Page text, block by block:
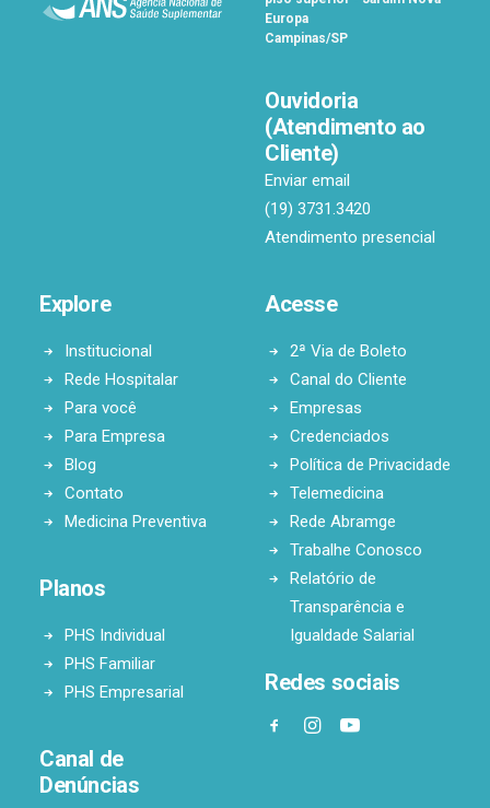
Europa
Campinas/SP
Ouvidoria
(Atendimento ao
Cliente)
Enviar email
(19) 3731.3420
Atendimento presencial
Explore
Institucional
Rede Hospitalar
Para você
Para Empresa
Blog
Contato
Medicina Preventiva
Planos
PHS Individual
PHS Familiar
PHS Empresarial
Canal de
Denúncias
Acesse
2ª Via de Boleto
Canal do Cliente
Empresas
Credenciados
Política de Privacidade
Telemedicina
Rede Abramge
Trabalhe Conosco
Relatório de
Transparência e
Igualdade Salarial
Redes sociais